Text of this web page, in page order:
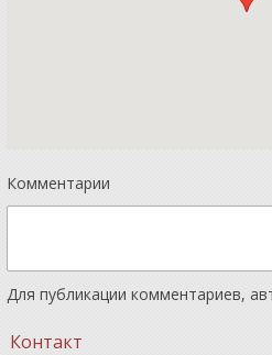
Комментарии
Для публикации комментариев,
Контакт